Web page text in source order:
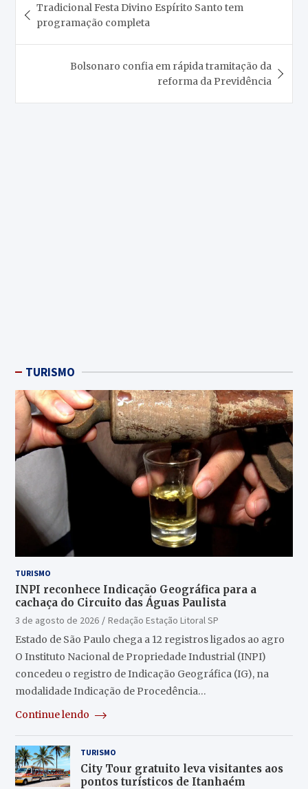
de
Post
Tradicional Festa Divino Espírito Santo tem
programação completa
Bolsonaro confia em rápida tramitação da
reforma da Previdência
TURISMO
TURISMO
INPI reconhece Indicação Geográfica para a
cachaça do Circuito das Águas Paulista
3 de agosto de 2026
Redação Estação Litoral SP
Estado de São Paulo chega a 12 registros ligados ao agro
O Instituto Nacional de Propriedade Industrial (INPI)
concedeu o registro de Indicação Geográfica (IG), na
modalidade Indicação de Procedência…
Continue lendo
TURISMO
City Tour gratuito leva visitantes aos
pontos turísticos de Itanhaém